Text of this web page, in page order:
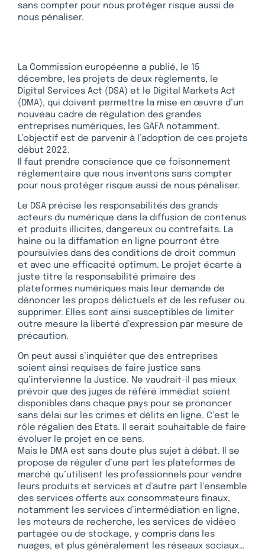
sans compter pour nous protéger risque aussi de
nous pénaliser.
La Commission européenne a publié, le 15
décembre, les projets de deux règlements, le
Digital Services Act (DSA) et le Digital Markets Act
(DMA), qui doivent permettre la mise en œuvre d’un
nouveau cadre de régulation des grandes
entreprises numériques, les GAFA notamment.
L’objectif est de parvenir à l’adoption de ces projets
début 2022.
Il faut prendre conscience que ce foisonnement
réglementaire que nous inventons sans compter
pour nous protéger risque aussi de nous pénaliser.
Le DSA précise les responsabilités des grands
acteurs du numérique dans la diffusion de contenus
et produits illicites, dangereux ou contrefaits. La
haine ou la diffamation en ligne pourront être
poursuivies dans des conditions de droit commun
et avec une efficacité optimum. Le projet écarte à
juste titre la responsabilité primaire des
plateformes numériques mais leur demande de
dénoncer les propos délictuels et de les refuser ou
supprimer. Elles sont ainsi susceptibles de limiter
outre mesure la liberté d’expression par mesure de
précaution.
On peut aussi s’inquiéter que des entreprises
soient ainsi requises de faire justice sans
qu’intervienne la Justice. Ne vaudrait-il pas mieux
prévoir que des juges de référé immédiat soient
disponibles dans chaque pays pour se prononcer
sans délai sur les crimes et délits en ligne. C’est le
rôle régalien des Etats. Il serait souhaitable de faire
évoluer le projet en ce sens.
Mais le DMA est sans doute plus sujet à débat. Il se
propose de réguler d’une part les plateformes de
marché qu’utilisent les professionnels pour vendre
leurs produits et services et d’autre part l’ensemble
des services offerts aux consommateurs finaux,
notamment les services d’intermédiation en ligne,
les moteurs de recherche, les services de vidéeo
partagée ou de stockage, y compris dans les
nuages, et plus généralement les réseaux sociaux…